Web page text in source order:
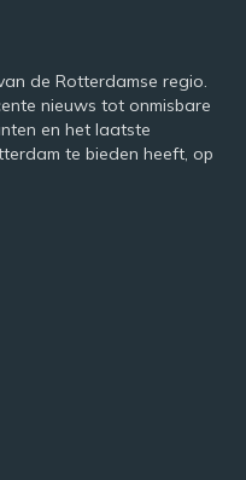
de Rotterdamse regio.
nieuws tot onmisbare
en het laatste
te bieden heeft, op